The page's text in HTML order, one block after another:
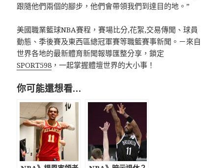
跟隨他們兩個的腳步，他們會帶領我們到達目的地。”
美國職業籃球NBA賽程，賽場比分,花絮,交易傳聞、球員
動態、季後賽及東西區總冠軍賽等職籃賽事新聞。－來自
世界各地的最新體育新聞報導匯整分享，鎖定
SPORT598 ，一起掌握體壇世界的大小事！
你可能還想看…